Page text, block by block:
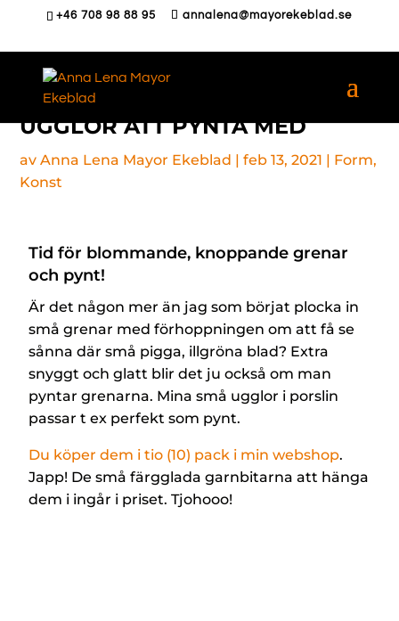
+46 708 98 88 95 annalena@mayorekeblad.se
UGGLOR ATT PYNTA MED
avAnna Lena Mayor Ekeblad |feb 13, 2021 | Form,
Konst
Tid för blommande, knoppande grenar
och pynt!
Är det någon mer än jag som börjat plocka in
små grenar med förhoppningen om att få se
sånna där små pigga, illgröna blad? Extra
snyggt och glatt blir det ju också om man
pyntar grenarna. Mina små ugglor i porslin
passar t ex perfekt som pynt.
Du köper dem i tio (10) pack i min webshop.
Japp! De små färgglada garnbitarna att hänga
dem i ingår i priset. Tjohooo!